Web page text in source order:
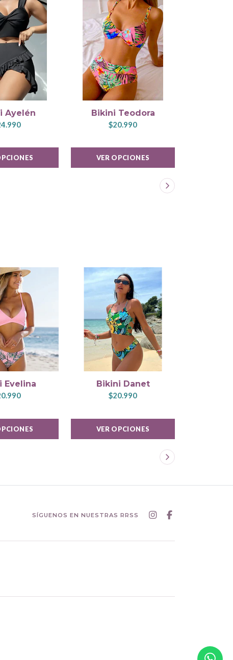
Ayelén Bikini Teodora
$20.990
VER OPCIONES
Evelina Bikini Danet
$20.990
VER OPCIONES
SÍGUENOS EN NUESTRAS RRSS